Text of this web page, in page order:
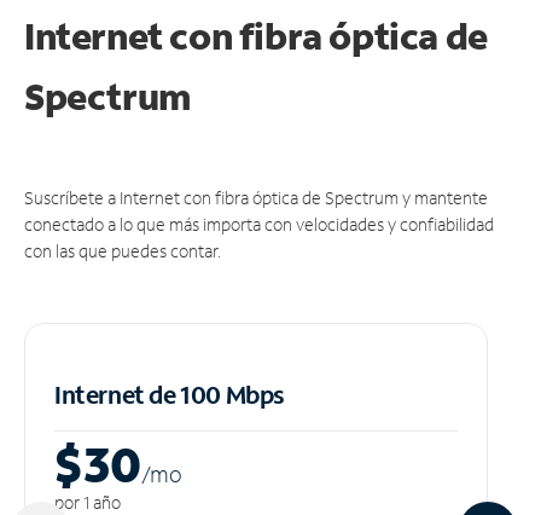
Internet con fibra óptica de
Spectrum
Suscríbete a Internet con fibra óptica de Spectrum y mantente
conectado a lo que más importa con velocidades y confiabilidad
con las que puedes contar.
Internet de 100 Mbps
$30/mo
por 1 año